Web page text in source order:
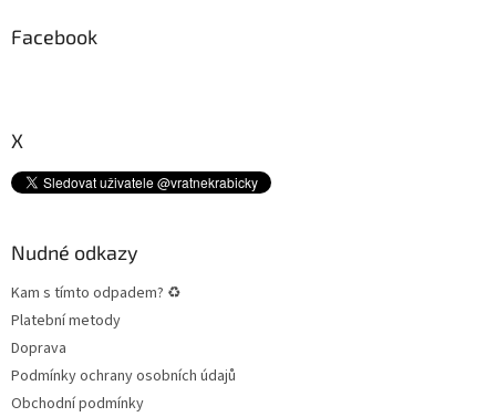
Facebook
X
Nudné odkazy
Kam s tímto odpadem? ♻
Platební metody
Doprava
Podmínky ochrany osobních údajů
Obchodní podmínky